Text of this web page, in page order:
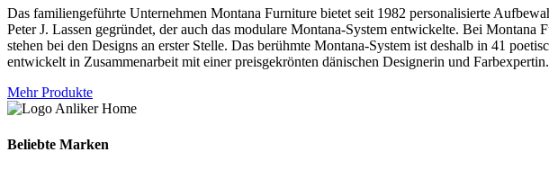
Das familiengeführte Unternehmen Montana Furniture bietet seit 1982 personalisierte
Peter J. Lassen gegründet, der auch das modulare Montana-System entwickelte. Bei
stehen bei den Designs an erster Stelle. Das berühmte Montana-System ist deshalb in 41
entwickelt in Zusammenarbeit mit einer preisgekrönten dänischen Designerin und Farbexpertin.
Mehr Produkte
Beliebte Marken